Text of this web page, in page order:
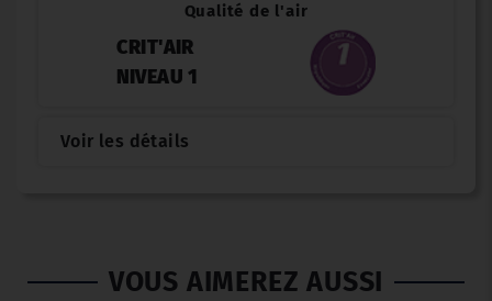
Qualité de l'air
CRIT'AIR
NIVEAU 1
Voir les détails
VOUS AIMEREZ AUSSI